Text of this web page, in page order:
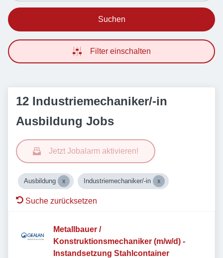
Suchen
Filter einschalten
12 Industriemechaniker/-in
Ausbildung Jobs
Jetzt Jobalarm aktivieren!
Ausbildung Industriemechaniker/-in
Suche zurücksetzen
Metallbauer /
Konstruktionsmechaniker (m/w/d) -
Instandsetzung Stahlcontainer